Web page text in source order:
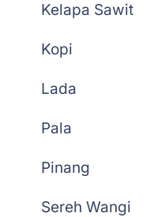
Kelapa Sawit
Kopi
Lada
Pala
Pinang
Sereh Wangi